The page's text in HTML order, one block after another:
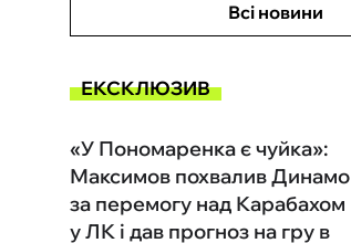
Всі новини
ЕКСКЛЮЗИВ
«У Пономаренка є чуйка»:
Максимов похвалив Динамо
за перемогу над Карабахом
у ЛК і дав прогноз на гру в